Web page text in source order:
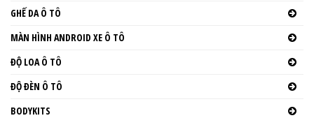
GHẾ DA Ô TÔ
MÀN HÌNH ANDROID XE Ô TÔ
ĐỘ LOA Ô TÔ
ĐỘ ĐÈN Ô TÔ
BODYKITS